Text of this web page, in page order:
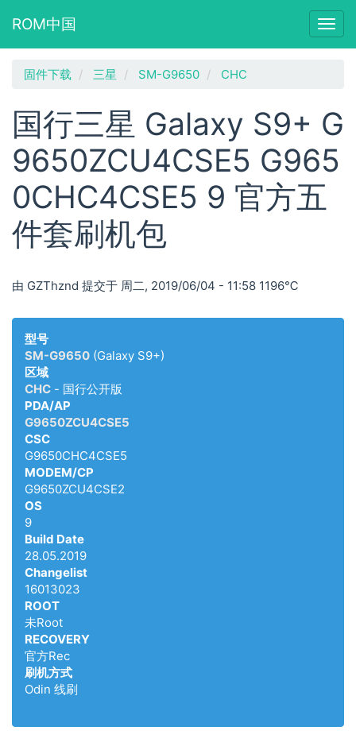
ROM中国
固件下载 三星 SM-G9650 CHC
国行三星 Galaxy S9+ G
9650ZCU4CSE5 G965
0CHC4CSE5 9 官方五
件套刷机包
由 GZThznd 提交于 周二, 2019/06/04 - 11:58 1196℃
型号
SM-G9650 (Galaxy S9+)
区域
CHC - 国行公开版
PDA/AP
G9650ZCU4CSE5
CSC
G9650CHC4CSE5
MODEM/CP
G9650ZCU4CSE2
OS
9
Build Date
28.05.2019
Changelist
16013023
ROOT
未Root
RECOVERY
官方Rec
刷机方式
Odin 线刷